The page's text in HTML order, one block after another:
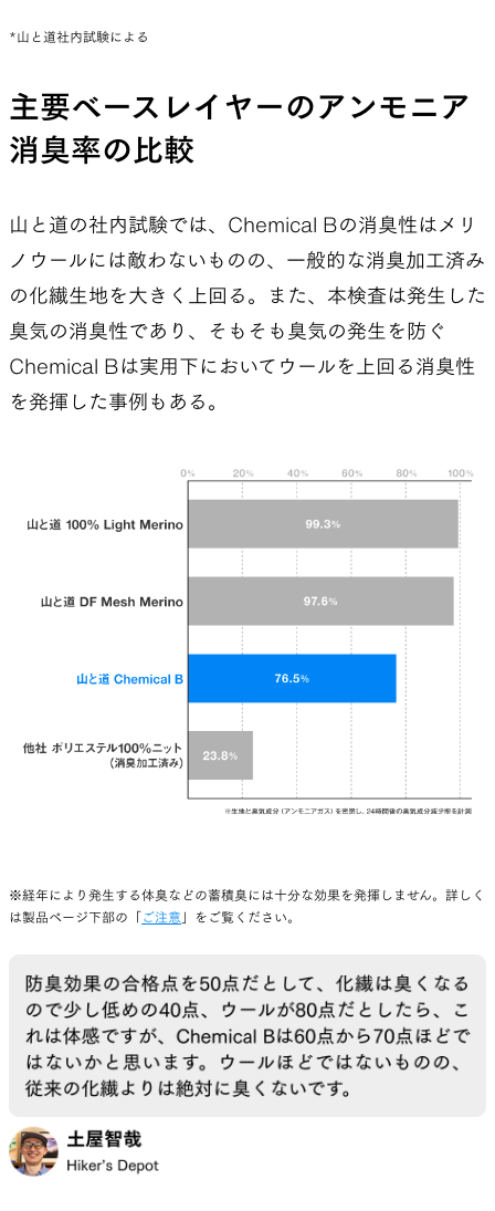
といった酸性の臭気成分──いわゆる「体臭」の
一因とされる成分──への効果は限定的だった。
人それぞれの汗の成分や体質の違いが、消臭性能
謎は、今後も引き続き掘り下げていきたい。
2023年12月武田の杜 最初で最後のトレイルランニングレース
ともあれ、どれほど数値やテスト結果を積み重ねて
も、最終的に製品の良し悪しは、実際に着て歩い
何よりも僕自身が満足している。僕がChemical B
処理の快適さ」にある。汗を吸った後でも肌に張
りつかず、不快感がない。これはメリノウールを超
えていると感じる部分であり、暑く長い日のハイ
ている。（2025年）
*山と道社内試験による
主要ベースレイヤーのアンモニア
消臭率の比較
山と道の社内試験では、Chemical Bの消臭性はメリ
ノウールには敵わないものの、一般的な消臭加工済み
の化繊生地を大きく上回る。また、本検査は発生した
臭気の消臭性であり、そもそも臭気の発生を防ぐ
Chemical Bは実用下においてウールを上回る消臭性
を発揮した事例もある。
※経年により発生する体臭などの蓄積臭には十分な効果を発揮しません。詳しく
は製品ページ下部の「ご注意 」をご覧ください。